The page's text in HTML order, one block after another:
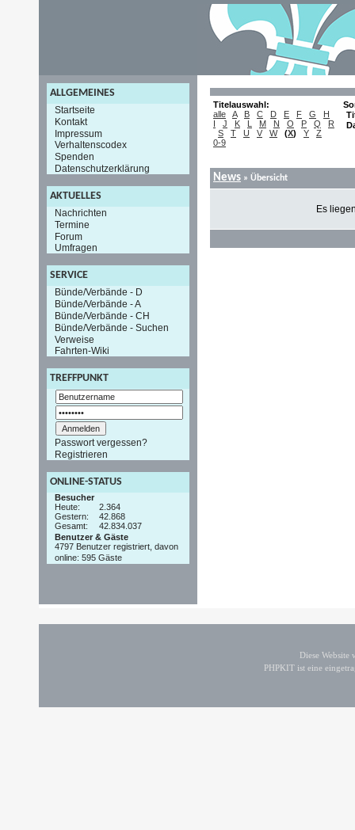
ALLGEMEINES
Startseite
Kontakt
Impressum
Verhaltenscodex
Spenden
Datenschutzerklärung
AKTUELLES
Nachrichten
Termine
Forum
Umfragen
SERVICE
Bünde/Verbände - D
Bünde/Verbände - A
Bünde/Verbände - CH
Bünde/Verbände - Suchen
Verweise
Fahrten-Wiki
TREFFPUNKT
Passwort vergessen?
Registrieren
ONLINE-STATUS
Besucher
Heute:
2.364
Gestern:
42.868
Gesamt:
42.834.037
Benutzer & Gäste
4797 Benutzer registriert, davon
online: 595 Gäste
Titelauswahl:
alle
A B C D E F G
H
I
J K L M N O P Q
R
S
T U V W (X) Y
Z
0-9
News » Übersicht
Es
Diese
PHPKIT ist eine